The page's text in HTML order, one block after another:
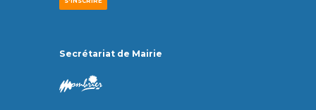
Secrétariat de Mairie